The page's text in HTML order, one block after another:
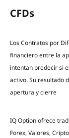
CFDs
Los Contratos por
financiero entre la
intentan predecir si
activo. Su resultado
apertura y cierre
IQ Option ofrece
Forex, Valores,